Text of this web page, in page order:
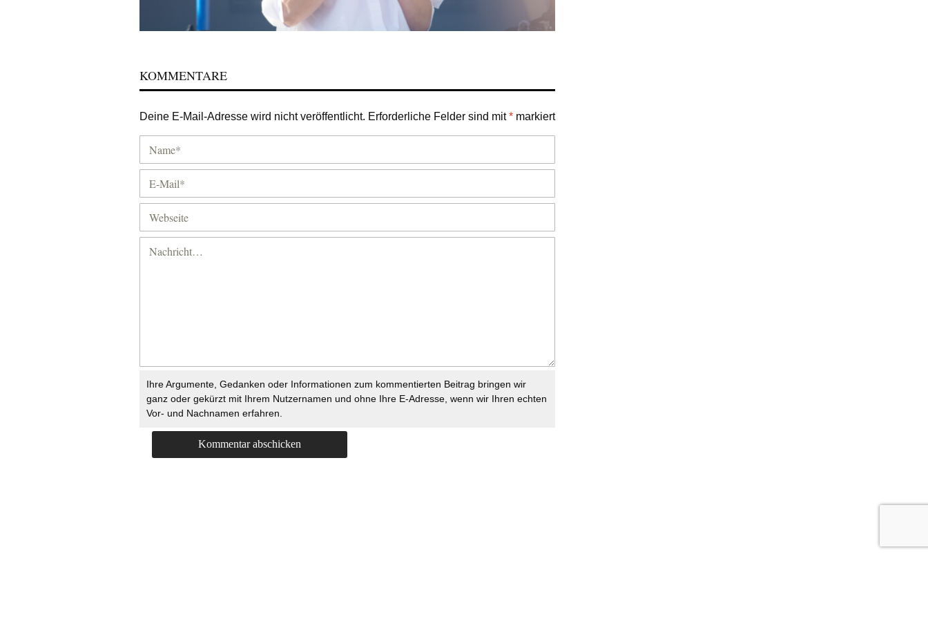
KOMMENTARE
Deine E-Mail-Adresse wird nicht veröffentlicht. Erforderliche Felder sind mit* markiert
Ihre Argumente, Gedanken oder Informationen zum kommentierten Beitrag bringen wir
ganz oder gekürzt mit Ihrem Nutzernamen und ohne Ihre E-Adresse, wenn wir Ihren echten
Vor- und Nachnamen erfahren.